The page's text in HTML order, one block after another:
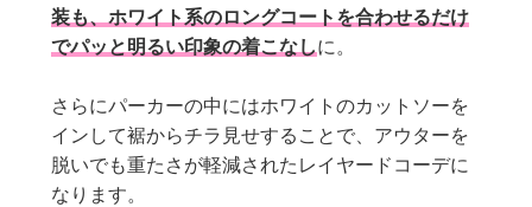
装も、ホワイト系のロングコートを合わせるだけ
でパッと明るい印象の着こなしに。
さらにパーカーの中にはホワイトのカットソーを
インして裾からチラ見せすることで、アウターを
脱いでも重たさが軽減されたレイヤードコーデに
なります。